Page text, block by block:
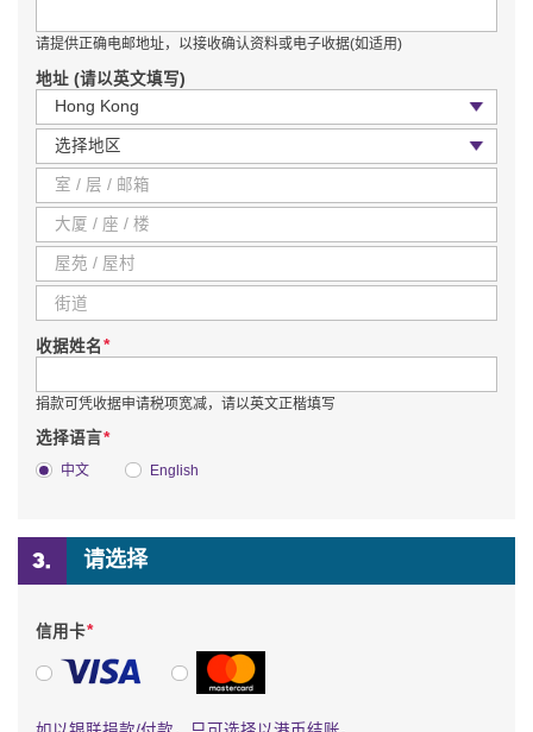
请提供正确电邮地址，以接收确认资料或电子收据(如适用)
地址 (请以英文填写)
国家 / 地区
收据姓名 *
捐款可凭收据申请税项宽减，请以英文正楷填写
选择语言*
中文 English
请选择
信用卡*